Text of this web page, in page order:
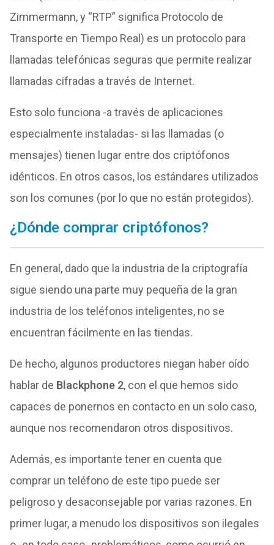
Zimmermann, y “RTP” significa Protocolo de
Transporte en Tiempo Real) es un protocolo para
llamadas telefónicas seguras que permite realizar
llamadas cifradas a través de Internet.
Esto solo funciona -a través de aplicaciones
especialmente instaladas- si las llamadas (o
mensajes) tienen lugar entre dos criptófonos
idénticos. En otros casos, los estándares utilizados
son los comunes (por lo que no están protegidos).
¿Dónde comprar criptófonos?
En general, dado que la industria de la criptografía
sigue siendo una parte muy pequeña de la gran
industria de los teléfonos inteligentes, no se
encuentran fácilmente en las tiendas.
De hecho, algunos productores niegan haber oído
hablar de Blackphone 2, con el que hemos sido
capaces de ponernos en contacto en un solo caso,
aunque nos recomendaron otros dispositivos.
Además, es importante tener en cuenta que
comprar un teléfono de este tipo puede ser
peligroso y desaconsejable por varias razones. En
primer lugar, a menudo los dispositivos son ilegales